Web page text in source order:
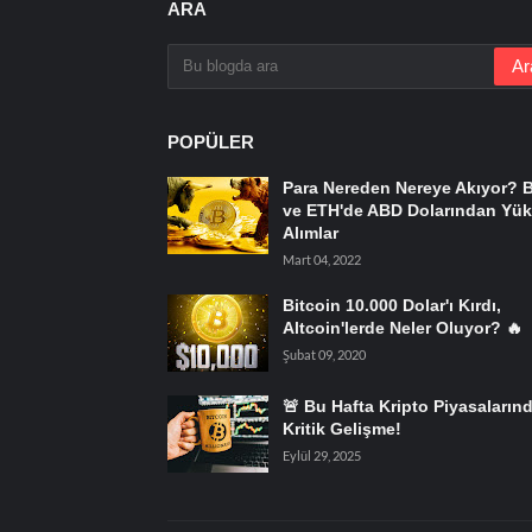
ARA
POPÜLER
Para Nereden Nereye Akıyor?
ve ETH'de ABD Dolarından
Alımlar
Mart 04, 2022
Bitcoin 10.000 Dolar'ı Kırdı,
Altcoin'lerde Neler Oluyor? 🔥
Şubat 09, 2020
🚨 Bu Hafta Kripto
Kritik Gelişme!
Eylül 29, 2025